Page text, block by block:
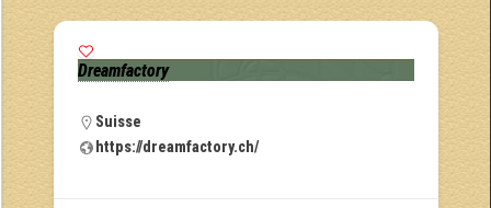
Dreamfactory
Suisse
https://dreamfactory.ch/